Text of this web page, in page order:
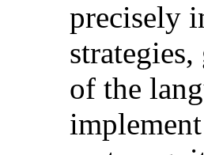
precisely
of the